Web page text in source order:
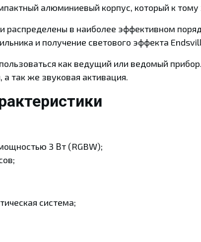
алюминиевый корпус, который к
распределены в наиболее эффективном
и получение светового эффекта
как ведущий или ведомый
так же звуковая активация.
3 Вт (RGBW);
система;